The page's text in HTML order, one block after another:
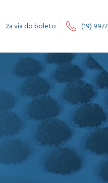
2a via do boleto (19)